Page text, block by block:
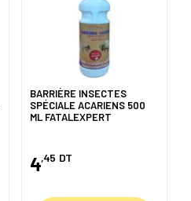
BARRIÈRE INSECTES
SPÉCIALE ACARIENS 500
ML FATALEXPERT
4,45 DT